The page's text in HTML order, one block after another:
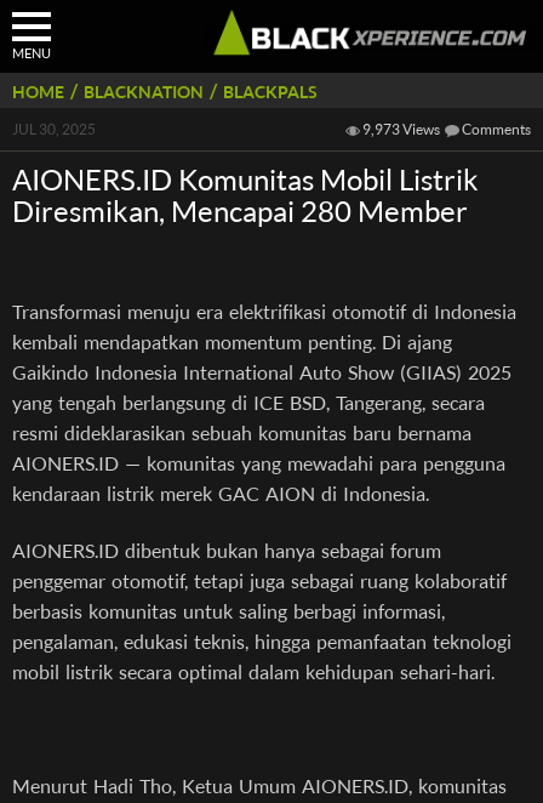
MENU
HOME / BLACKNATION / BLACKPALS
JUL 30, 2025 9,973 Views Comments
AIONERS.ID Komunitas Mobil Listrik
Diresmikan, Mencapai 280 Member
Transformasi menuju era elektrifikasi otomotif di Indonesia
kembali mendapatkan momentum penting. Di ajang
Gaikindo Indonesia International Auto Show (GIIAS) 2025
yang tengah berlangsung di ICE BSD, Tangerang, secara
resmi dideklarasikan sebuah komunitas baru bernama
AIONERS.ID — komunitas yang mewadahi para pengguna
kendaraan listrik merek GAC AION di Indonesia.
AIONERS.ID dibentuk bukan hanya sebagai forum
penggemar otomotif, tetapi juga sebagai ruang kolaboratif
berbasis komunitas untuk saling berbagi informasi,
pengalaman, edukasi teknis, hingga pemanfaatan teknologi
mobil listrik secara optimal dalam kehidupan sehari-hari.
Menurut Hadi Tho, Ketua Umum AIONERS.ID, komunitas